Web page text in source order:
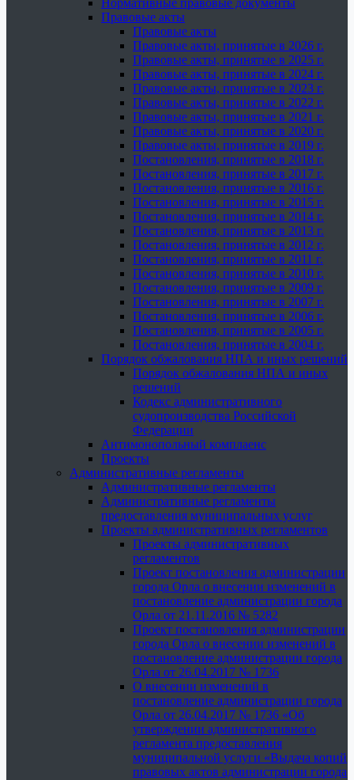
Нормативные правовые документы
Правовые акты
Правовые акты
Правовые акты, принятые в 2026 г.
Правовые акты, принятые в 2025 г.
Правовые акты, принятые в 2024 г.
Правовые акты, принятые в 2023 г.
Правовые акты, принятые в 2022 г.
Правовые акты, принятые в 2021 г.
Правовые акты, принятые в 2020 г.
Правовые акты, принятые в 2019 г.
Постановления, принятые в 2018 г.
Постановления, принятые в 2017 г.
Постановления, принятые в 2016 г.
Постановления, принятые в 2015 г.
Постановления, принятые в 2014 г.
Постановления, принятые в 2013 г.
Постановления, принятые в 2012 г.
Постановления, принятые в 2011 г.
Постановления, принятые в 2010 г.
Постановления, принятые в 2009 г.
Постановления, принятые в 2007 г.
Постановления, принятые в 2006 г.
Постановления, принятые в 2005 г.
Постановления, принятые в 2004 г.
Порядок обжалования НПА и иных решений
Порядок обжалования НПА и иных
решений
Кодекс административного
судопроизводства Российской
Федерации
Антимонопольный комплаенс
Проекты
Административные регламенты
Административные регламенты
Административные регламенты
предоставления муниципальных услуг
Проекты административных регламентов
Проекты административных
регламентов
Проект постановления администрации
города Орла о внесении изменений в
постановление администрации города
Орла от 21.11.2016 № 5282
Проект постановления администрации
города Орла о внесении изменений в
постановление администрации города
Орла от 26.04.2017 № 1736
О внесении изменений в
постановление администрации города
Орла от 26.04.2017 № 1736 «Об
утверждении административного
регламента предоставления
муниципальной услуги «Выдача копий
правовых актов администрации города